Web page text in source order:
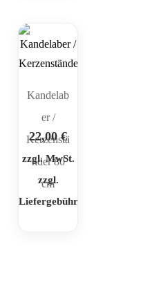
Kandelab
er /
Kerzenstä
nder 80
cm
22,00€
zzgl. MwSt.
zzgl.
Liefergebühr